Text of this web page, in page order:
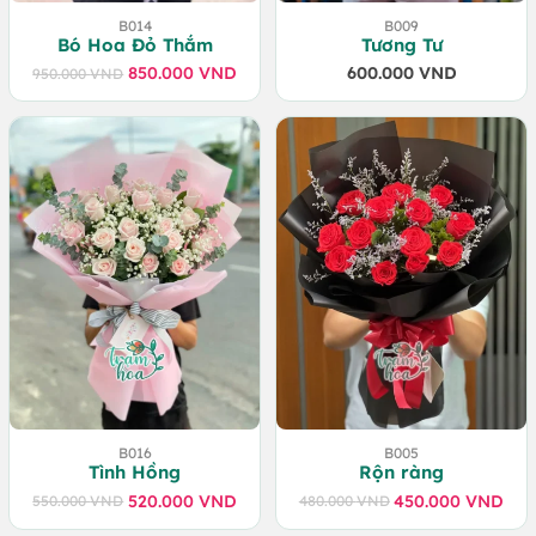
B014
Bó Hoa Đỏ Thắm
950.000VND Giá
gốc
là:
950.000 VND.
850.000 VND
Giá
hiện
tại
là:
850.000 VND.
B009
Tương Tư
600.000 VND
B016
Tình Hồng
550.000VND Giá
gốc
520.000 VND
Giá
hiện
B005
Rộn ràng
480.000VND Giá
gốc
450.000VND
Giá
hiện